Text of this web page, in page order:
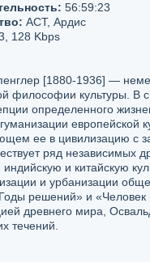
56:59:23
АСТ, Ардис
128 Kbps
[1880-1936] —
философии культуры. В
определенного
европейской
ее в цивилизацию с
ряд независимых
индийскую и китайскую
и урбанизации
решений» и «Человек
древнего мира,
течений.